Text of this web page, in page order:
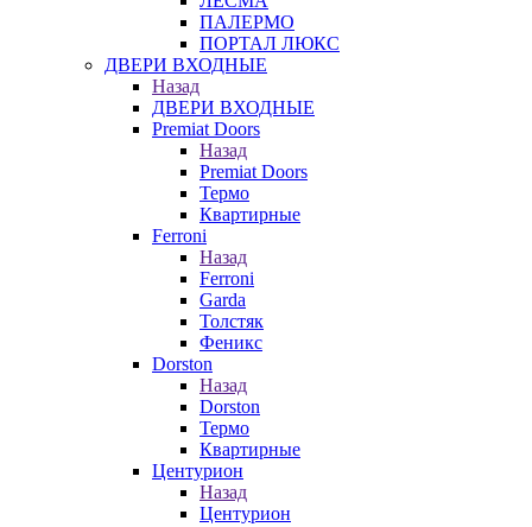
ПАЛЕРМО
ПОРТАЛ ЛЮКС
ДВЕРИ ВХОДНЫЕ
Назад
ДВЕРИ ВХОДНЫЕ
Premiat Doors
Назад
Premiat Doors
Термо
Квартирные
Ferroni
Назад
Ferroni
Garda
Толстяк
Феникс
Dorston
Назад
Dorston
Термо
Квартирные
Центурион
Назад
Центурион